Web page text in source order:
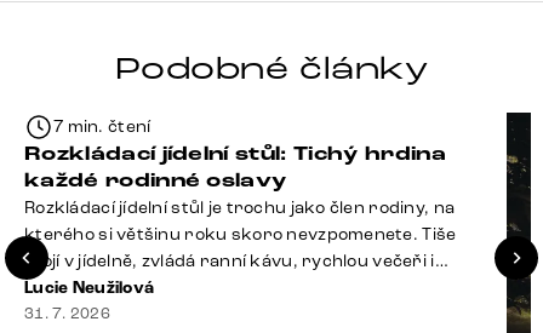
Podobné články
7 min. čtení
Rozkládací jídelní stůl: Tichý hrdina
každé rodinné oslavy
Rozkládací jídelní stůl je trochu jako člen rodiny, na
kterého si většinu roku skoro nevzpomenete. Tiše
stojí v jídelně, zvládá ranní kávu, rychlou večeři i
hromadu dopisů, které je potřeba „někdy vyřídit“. Pak
ale přijdou Vánoce, narozeniny nebo zpráva: „Stavíme
Lucie Neužilová
31. 7. 2026